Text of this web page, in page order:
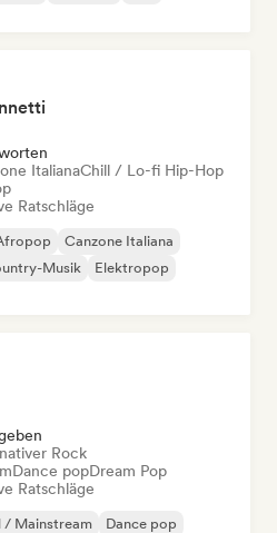
ItalianaChill / Lo-fi Hip-Hop
Ratschläge
Canzone Italiana
Musik
Elektropop
Rock
Dance popDream Pop
Ratschläge
/ Mainstream
Dance pop